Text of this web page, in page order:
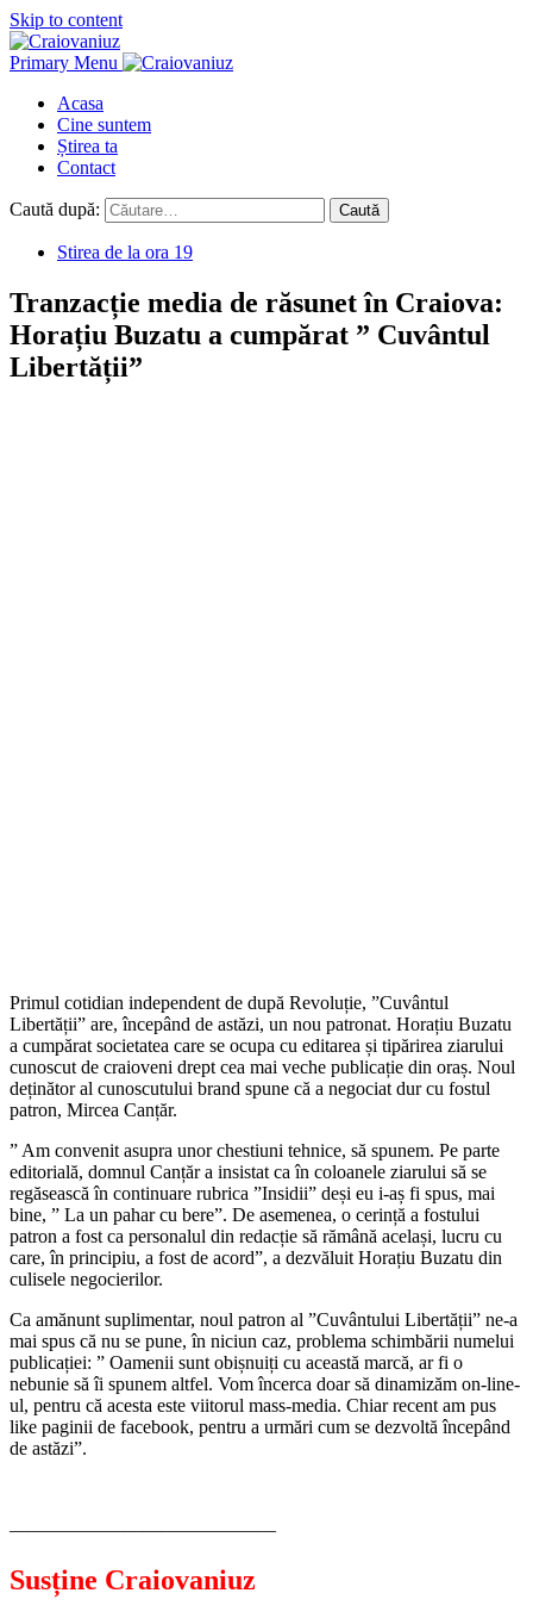
Skip to content
Primary Menu
Acasa
Cine suntem
Știrea ta
Contact
Caută după:
Stirea de la ora 19
Tranzacție media de răsunet în Craiova:
Horațiu Buzatu a cumpărat ” Cuvântul
Libertății”
Primul cotidian independent de după Revoluție, ”Cuvântul
Libertății” are, începând de astăzi, un nou patronat. Horațiu Buzatu
a cumpărat societatea care se ocupa cu editarea și tipărirea ziarului
cunoscut de craioveni drept cea mai veche publicație din oraș. Noul
deținător al cunoscutului brand spune că a negociat dur cu fostul
patron, Mircea Canțăr.
” Am convenit asupra unor chestiuni tehnice, să spunem. Pe parte
editorială, domnul Canțăr a insistat ca în coloanele ziarului să se
regăsească în continuare rubrica ”Insidii” deși eu i-aș fi spus, mai
bine, ” La un pahar cu bere”. De asemenea, o cerință a fostului
patron a fost ca personalul din redacție să rămână același, lucru cu
care, în principiu, a fost de acord”, a dezvăluit Horațiu Buzatu din
culisele negocierilor.
Ca amănunt suplimentar, noul patron al ”Cuvântului Libertății” ne-a
mai spus că nu se pune, în niciun caz, problema schimbării numelui
publicației: ” Oamenii sunt obișnuiți cu această marcă, ar fi o
nebunie să îi spunem altfel. Vom încerca doar să dinamizăm on-line-
ul, pentru că acesta este viitorul mass-media. Chiar recent am pus
like paginii de facebook, pentru a urmări cum se dezvoltă începând
de astăzi”.
——————————————
Susține Craiovaniuz